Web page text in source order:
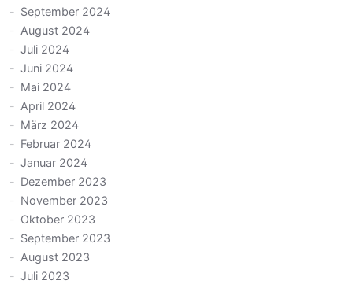
September 2024
August 2024
Juli 2024
Juni 2024
Mai 2024
April 2024
März 2024
Februar 2024
Januar 2024
Dezember 2023
November 2023
Oktober 2023
September 2023
August 2023
Juli 2023